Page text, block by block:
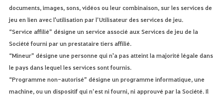
documents, images, sons, vidéos ou leur combinaison, sur les services de
jeu en lien avec l'utilisation par l’Utilisateur des services de jeu.
“Service affilié” désigne un service associé aux Services de jeu de la
Société fourni par un prestataire tiers affilié.
“Mineur” désigne une personne qui n'a pas atteint la majorité légale dans
le pays dans lequel les services sont fournis.
“Programme non-autorisé” désigne un programme informatique, une
machine, ou un dispositif qui n’est ni fourni, ni approuvé par la Société. Il